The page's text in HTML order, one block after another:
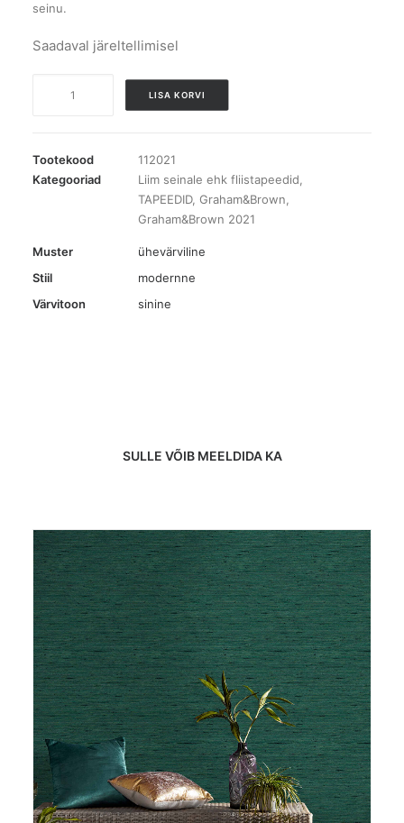
seinu.
Saadaval järeltellimisel
tapeet
kogus
LISA KORVI
Tootekood
112021
Kategooriad
Liim seinale ehk fliistapeedid
TAPEEDID, Graham&Brown
Graham&Brown 2021
Muster
ühevärviline
Stiil
modernne
Värvitoon
sinine
SULLE VÕIB MEELDIDA KA